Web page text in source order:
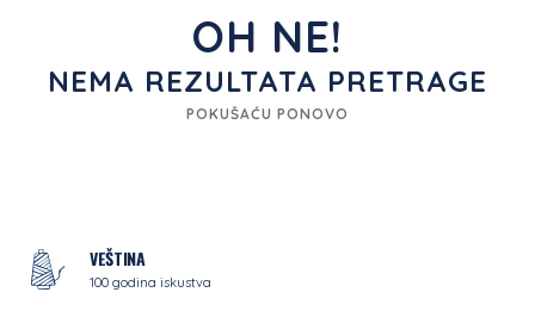
OH NE!
NEMA REZULTATA PRETRAGE
POKUŠAĆU PONOVO
VEŠTINA
100 godina iskustva